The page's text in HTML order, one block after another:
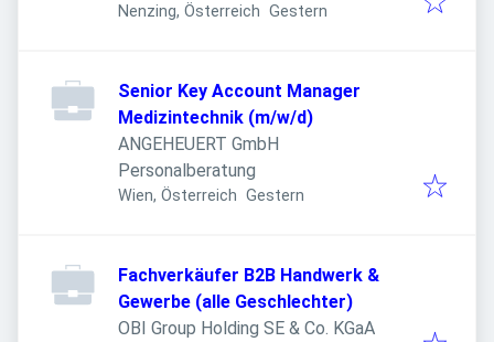
Nenzing, Österreich Veröffentlicht
Gestern
Senior Key Account Manager
Medizintechnik (m/w/d)
ANGEHEUERT GmbH
Personalberatung
Wien, Österreich Veröffentlicht
Gestern
Fachverkäufer B2B Handwerk &
Gewerbe (alle Geschlechter)
OBI Group Holding SE & Co. KGaA